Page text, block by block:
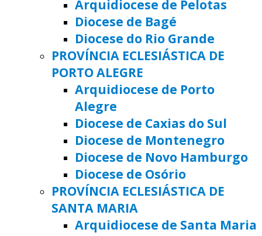
Arquidiocese de Pelotas
Diocese de Bagé
Diocese do Rio Grande
PROVÍNCIA ECLESIÁSTICA DE
PORTO ALEGRE
Arquidiocese de Porto
Alegre
Diocese de Caxias do Sul
Diocese de Montenegro
Diocese de Novo Hamburgo
Diocese de Osório
PROVÍNCIA ECLESIÁSTICA DE
SANTA MARIA
Arquidiocese de Santa Maria